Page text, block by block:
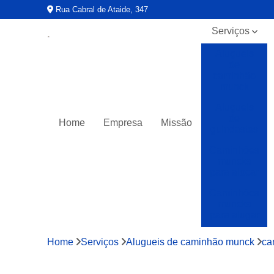
Rua Cabral de Ataide, 347
Home Empresa Missão
Serviços
Caminhões
muncks
Home Serviços Alugueis de caminhão munck